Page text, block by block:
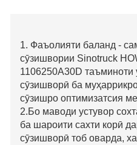
1. Фаъолияти баланд -
сӯзишвории Sinotruck
1106250A30D таъминоти
сӯзишворӣ ба
сӯзишро оптимизатсия
2.Бо маводи устувор
ба шароити сахти корӣ
сӯзишворӣ тоб оварда,